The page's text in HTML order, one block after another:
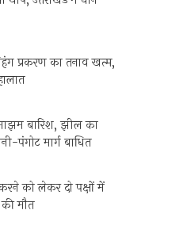
प्रकरण का तनाव खत्म,
बारिश, झील का
पंगोट मार्ग बाधित
को लेकर दो पक्षों में
मौत